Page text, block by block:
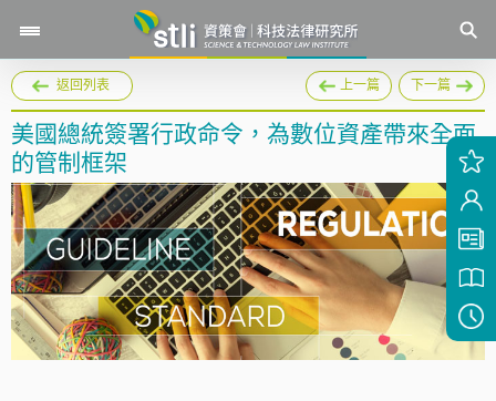
返回列表 上一篇 下一篇
美國總統簽署行政命令，為數位資產帶來全面
的管制框架